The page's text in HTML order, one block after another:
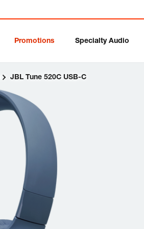
Promotions Specialty Audio
JBL Tune 520C USB-C